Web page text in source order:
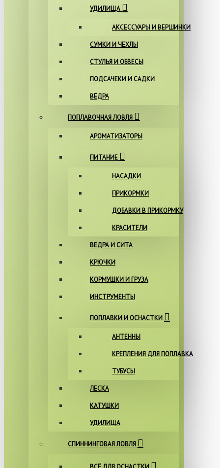
УДИЛИЩА
АКСЕССУАРЫ И ВЕРШИНКИ
СУМКИ И ЧЕХЛЫ
СТУЛЬЯ И ОБВЕСЫ
ПОДСАЧЕКИ И САДКИ
ВЁДРА
ПОПЛАВОЧНАЯ ЛОВЛЯ
АРОМАТИЗАТОРЫ
ПИТАНИЕ
НАСАДКИ
ПРИКОРМКИ
ДОБАВКИ В ПРИКОРМКУ
КРАСИТЕЛИ
ВЕДРА И СИТА
КРЮЧКИ
КОРМУШКИ И ГРУЗА
ИНСТРУМЕНТЫ
ПОПЛАВКИ И ОСНАСТКИ
АНТЕННЫ
КРЕПЛЕНИЯ ДЛЯ ПОПЛАВКА
ТУБУСЫ
ЛЕСКА
КАТУШКИ
УДИЛИЩА
СПИННИНГОВАЯ ЛОВЛЯ